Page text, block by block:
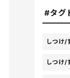
#タグ
しつけ/
しつけ/